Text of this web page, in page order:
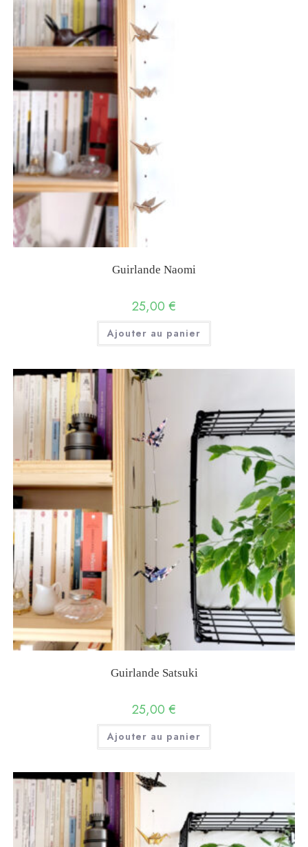
Guirlande Naomi
25,00 €
Ajouter au panier
Guirlande Satsuki
25,00 €
Ajouter au panier